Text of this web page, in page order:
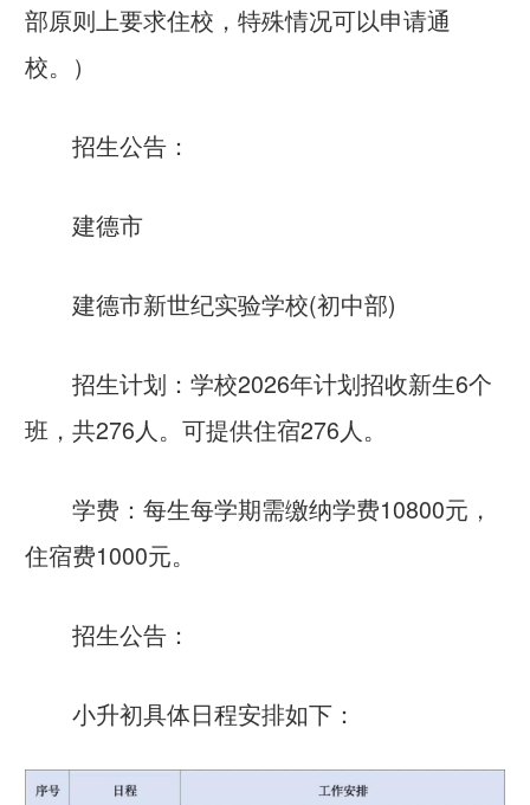
部原则上要求住校，特殊情况可以申请通
校。）
招生公告：
建德市
建德市新世纪实验学校(初中部)
招生计划：学校2026年计划招收新生6个
班，共276人。可提供住宿276人。
学费：每生每学期需缴纳学费10800元，
住宿费1000元。
招生公告：
小升初具体日程安排如下：